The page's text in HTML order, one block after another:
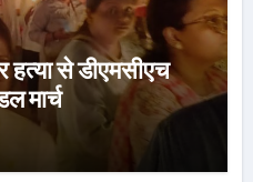
से डीएमसीएच
मार्च